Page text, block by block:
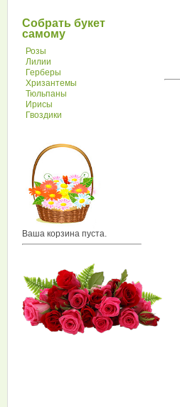
Собрать букет
самому
Розы
Лилии
Герберы
Хризантемы
Тюльпаны
Ирисы
Гвоздики
Ваша корзина пуста.